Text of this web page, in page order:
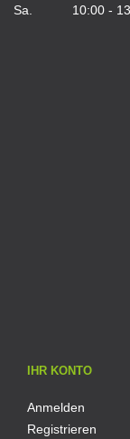
Sa. 10:00 -
IHR KONTO
Anmelden
Registrieren